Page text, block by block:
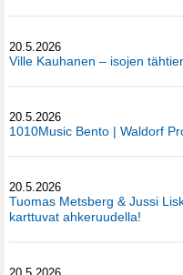
20.5.2026
Ville Kauhanen – isojen
20.5.2026
1010Music Bento | Waldorf
20.5.2026
Tuomas Metsberg & Jussi
karttuvat ahkeruudella!